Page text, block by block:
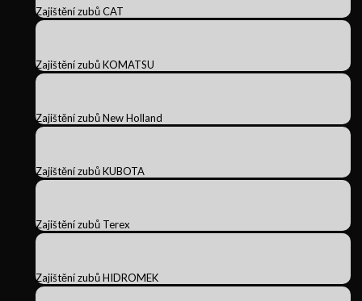
Zajištění zubů CAT
Zajištění zubů KOMATSU
Zajištění zubů New Holland
Zajištění zubů KUBOTA
Zajištění zubů Terex
Zajištění zubů HIDROMEK